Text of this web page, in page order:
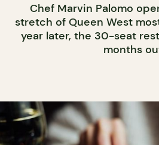
Chef Marvin Palomo
stretch of Queen West
year later, the 30-seat
months